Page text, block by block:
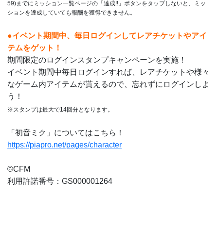
59)までにミッション一覧ページの「達成!!」ボタンをタップしないと、ミッ
ションを達成していても報酬を獲得できません。
●イベント期間中、毎日ログインしてレアチケットやアイ
テムをゲット！
期間限定のログインスタンプキャンペーンを実施！
イベント期間中毎日ログインすれば、レアチケットや様々
なゲーム内アイテムが貰えるので、忘れずにログインしよ
う！
※スタンプは最大で14回分となります。
「初音ミク」についてはこちら！
https://piapro.net/pages/character
©CFM
利用許諾番号：GS000001264